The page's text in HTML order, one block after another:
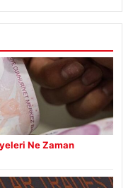
Ne Zaman